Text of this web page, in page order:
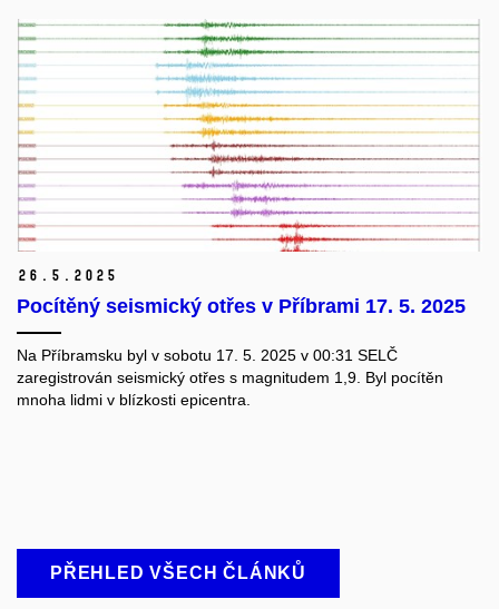
26. 5. 2025
Pocítěný seismický otřes v Příbrami 17. 5. 2025
Na Příbramsku byl v sobotu 17. 5. 2025 v 00:31 SELČ
zaregistrován seismický otřes s magnitudem 1,9. Byl pocítěn
mnoha lidmi v blízkosti epicentra.
PŘEHLED VŠECH ČLÁNKŮ